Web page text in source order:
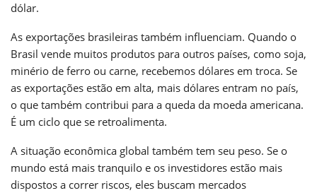
dólar.
As exportações brasileiras também influenciam. Quando o
Brasil vende muitos produtos para outros países, como soja,
minério de ferro ou carne, recebemos dólares em troca. Se
as exportações estão em alta, mais dólares entram no país,
o que também contribui para a queda da moeda americana.
É um ciclo que se retroalimenta.
A situação econômica global também tem seu peso. Se o
mundo está mais tranquilo e os investidores estão mais
dispostos a correr riscos, eles buscam mercados